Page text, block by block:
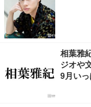
相葉雅
ジオや
9月い